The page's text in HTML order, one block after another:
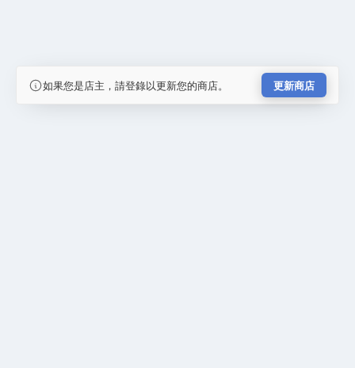
如果您是店主，請登錄以更新您的商店。 更新商店